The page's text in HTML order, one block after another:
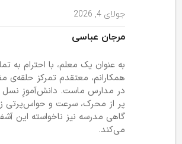
جولای 4, 2026
مرجان عباسی
به عنوان یک معلم، با احترام به
همکارانم، معتقدم تمرکز حلقه‌ی
در مدارس ماست. دانش‌آموزِ نسل
پر از محرک، سرعت و حواس‌پرتی
گاهی مدرسه نیز ناخواسته این
می‌کند.